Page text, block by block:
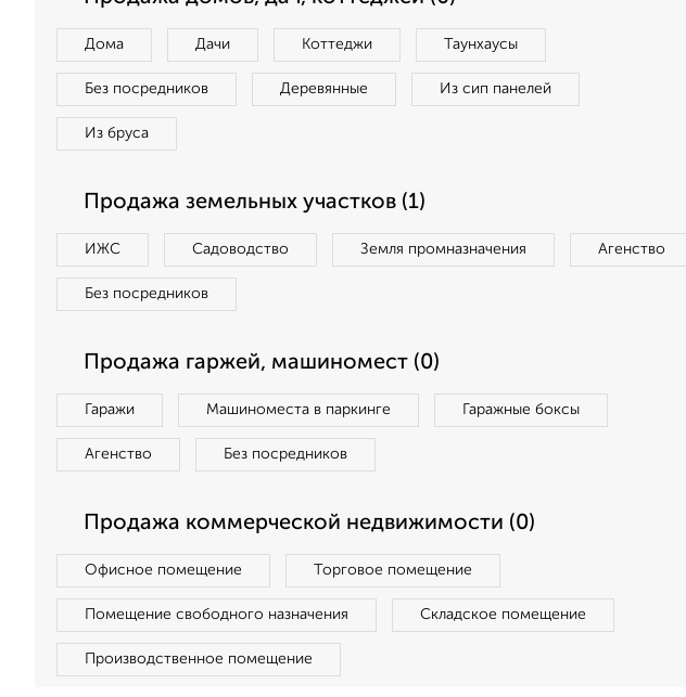
Дома Дачи Коттеджи Таунхаусы
Без посредников Деревянные Из сип панелей
Из бруса
Продажа земельных участков (1)
ИЖС Садоводство Земля промназначения Агенство
Без посредников
Продажа гаржей, машиномест (0)
Гаражи Машиноместа в паркинге Гаражные боксы
Агенство Без посредников
Продажа коммерческой недвижимости (0)
Офисное помещение Торговое помещение
Помещение свободного назначения Складское помещение
Производственное помещение